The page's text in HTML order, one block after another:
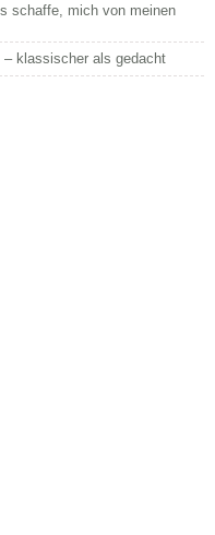
schaffe, mich von meinen
klassischer als gedacht